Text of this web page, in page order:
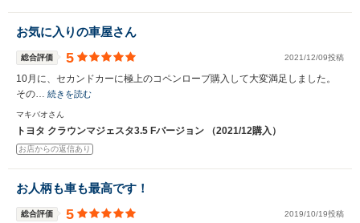
お気に入りの車屋さん
総合評価 5 2021/12/09投稿
10月に、セカンドカーに極上のコペンローブ購入して大変満足しました。
その… 続きを読む
マキバオさん
トヨタ クラウンマジェスタ3.5 Fバージョン （2021/12購入）
お店からの返信あり
お人柄も車も最高です！
総合評価 5 2019/10/19投稿